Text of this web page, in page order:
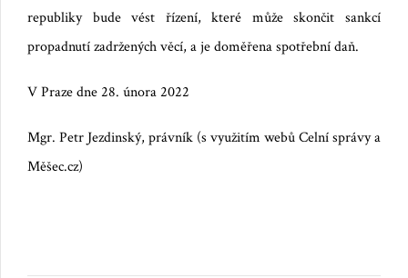
republiky bude vést řízení, které může skončit sankcí
propadnutí zadržených věcí, a je doměřena spotřební daň.
V Praze dne 28. února 2022
Mgr. Petr Jezdinský, právník (s využitím webů Celní správy a
Měšec.cz)